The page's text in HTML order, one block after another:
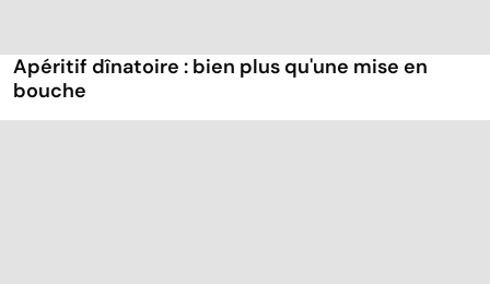
Apéritif dînatoire : bien plus qu'une mise en
bouche